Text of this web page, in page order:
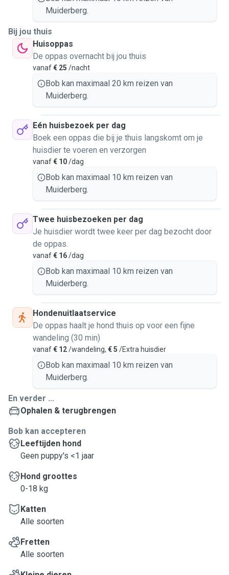
Muiderberg.
Bij jou thuis
Huisoppas
De oppas overnacht bij jou thuis
vanaf€ 25 /nacht
Bob kan maximaal 20 km reizen van
Muiderberg.
Eén huisbezoek per dag
Boek een oppas die bij je thuis langskomt om je
huisdier te voeren en verzorgen
vanaf€ 10/dag
Bob kan maximaal 10 km reizen van
Muiderberg.
Twee huisbezoeken per dag
Je huisdier wordt twee keer per dag bezocht door
de oppas.
vanaf€ 16/dag
Bob kan maximaal 10 km reizen van
Muiderberg.
Hondenuitlaatservice
De oppas haalt je hond thuis op voor een fijne
wandeling (30 min)
vanaf€ 12/wandeling, € 5 /Extra huisdier
Bob kan maximaal 10 km reizen van
Muiderberg.
En verder ...
Ophalen & terugbrengen
Bob kan accepteren
Leeftijden hond
Geen puppy's <1 jaar
Hond groottes
0-18 kg
Katten
Alle soorten
Fretten
Alle soorten